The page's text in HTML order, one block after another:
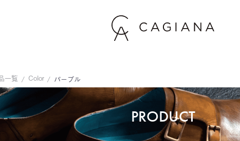
一覧 Color パープル
PRODUCT